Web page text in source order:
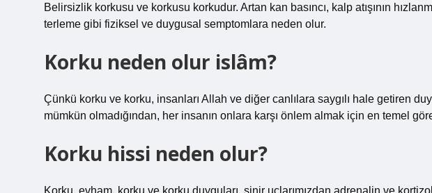
Belirsizlik korkusu ve korkusu korkudur. Artan kan basıncı, kalp atışının
terleme gibi fiziksel ve duygusal semptomlara neden olur.
Korku neden olur islâm?
Çünkü korku ve korku, insanları Allah ve diğer canlılara saygılı hale getiren
mümkün olmadığından, her insanın onlara karşı önlem almak için en temel
Korku hissi neden olur?
Korku, evham, korku ve korku duyguları, sinir uçlarımızdan adrenalin ve